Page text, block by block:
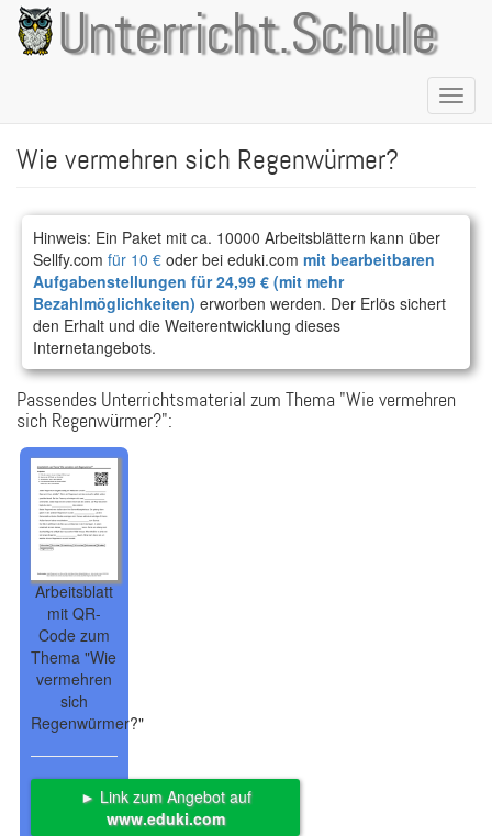
Direkt
zum
Inhalt
Unterricht.Schule
Wie vermehren sich Regenwürmer?
Hinweis: Ein Paket mit ca. 10000 Arbeitsblättern kann über
Sellfy.com für 10 € oder bei eduki.com mit bearbeitbaren
Aufgabenstellungen für 24,99 € (mit mehr
Bezahlmöglichkeiten) erworben werden. Der Erlös sichert
den Erhalt und die Weiterentwicklung dieses
Internetangebots.
Passendes Unterrichtsmaterial zum Thema "Wie vermehren
sich Regenwürmer?":
Arbeitsblatt
mit QR-
Code zum
Thema "Wie
vermehren
sich
Regenwürmer?"
► Link zum Angebot auf
www.eduki.com